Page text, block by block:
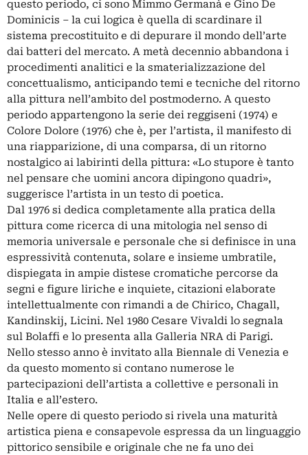
questo periodo, ci sono Mimmo Germanà e Gino De
Dominicis – la cui logica è quella di scardinare il
sistema precostituito e di depurare il mondo dell’arte
dai batteri del mercato. A metà decennio abbandona i
procedimenti analitici e la smaterializzazione del
concettualismo, anticipando temi e tecniche del ritorno
alla pittura nell’ambito del postmoderno. A questo
periodo appartengono la serie dei reggiseni (1974) e
Colore Dolore (1976) che è, per l’artista, il manifesto di
una riapparizione, di una comparsa, di un ritorno
nostalgico ai labirinti della pittura: «Lo stupore è tanto
nel pensare che uomini ancora dipingono quadri»,
suggerisce l’artista in un testo di poetica.
Dal 1976 si dedica completamente alla pratica della
pittura come ricerca di una mitologia nel senso di
memoria universale e personale che si definisce in una
espressività contenuta, solare e insieme umbratile,
dispiegata in ampie distese cromatiche percorse da
segni e figure liriche e inquiete, citazioni elaborate
intellettualmente con rimandi a de Chirico, Chagall,
Kandinskij, Licini. Nel 1980 Cesare Vivaldi lo segnala
sul Bolaffi e lo presenta alla Galleria NRA di Parigi.
Nello stesso anno è invitato alla Biennale di Venezia e
da questo momento si contano numerose le
partecipazioni dell’artista a collettive e personali in
Italia e all’estero.
Nelle opere di questo periodo si rivela una maturità
artistica piena e consapevole espressa da un linguaggio
pittorico sensibile e originale che ne fa uno dei